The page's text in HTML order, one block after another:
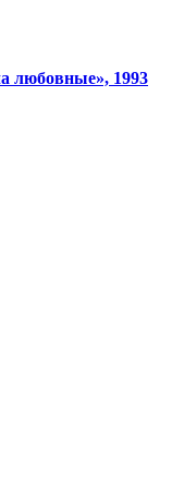
любовные», 1993